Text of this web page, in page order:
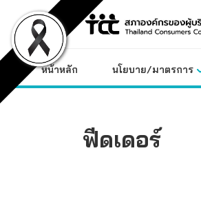
content
หน้าหลัก นโยบาย/มาตรการ
ฟีดเดอร์